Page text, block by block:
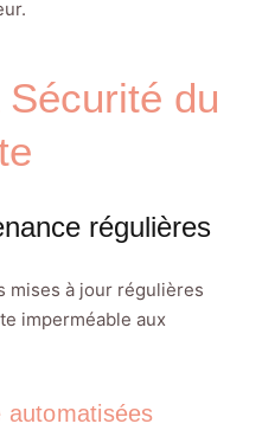
du
régulières
mises à jour régulières
imperméable aux
automatisées